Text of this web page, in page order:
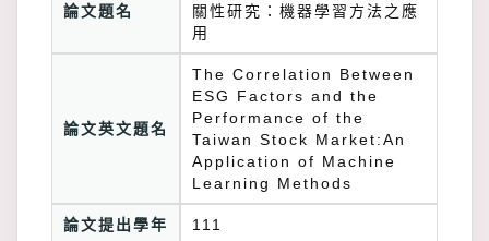
論文題名
關性研究：機器學習方法之應
用
論文英文題名
The Correlation Between
ESG Factors and the
Performance of the
Taiwan Stock Market:An
Application of Machine
Learning Methods
論文提出學年 111